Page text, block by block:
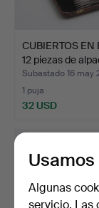
CUBIERTOS EN
12 piezas de
Subastado 16 may
1 puja
32 USD
Algunas
servicio. Las